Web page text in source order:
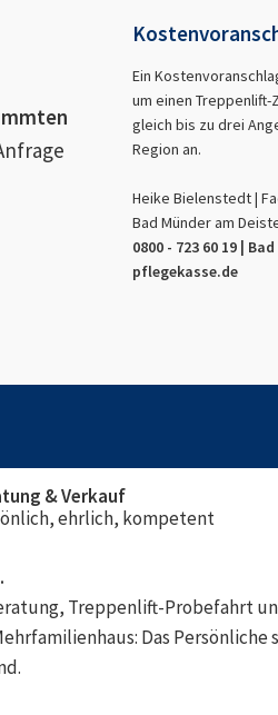
Ein
um einen Treppenlift-
gleich bis zu drei
Region an.
Heike Bielenstedt |
Bad Münder am
0800 - 723 60 19 |
pflegekasse.de
& Verkauf
ehrlich, kompetent
Treppenlift-Probefahrt
Das